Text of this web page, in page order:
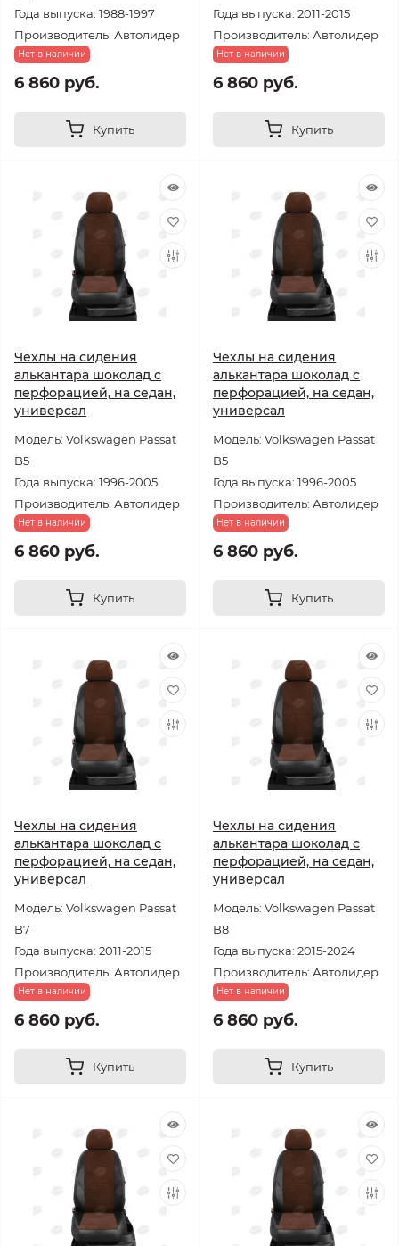
Года выпуска: 1988-1997
Производитель: Автолидер
Нет в наличии
6 860 руб.
Купить
Года выпуска: 2011-2015
Производитель: Автолидер
Нет в наличии
6 860 руб.
Купить
Чехлы на сидения
алькантара шоколад с
перфорацией, на седан,
универсал
Модель: Volkswagen Passat
B5
Года выпуска: 1996-2005
Производитель: Автолидер
Нет в наличии
6 860 руб.
Купить
Чехлы на сидения
алькантара шоколад с
перфорацией, на седан,
универсал
Модель: Volkswagen Passat
B5
Года выпуска: 1996-2005
Производитель: Автолидер
Нет в наличии
6 860 руб.
Купить
Чехлы на сидения
алькантара шоколад с
перфорацией, на седан,
универсал
Модель: Volkswagen Passat
B7
Года выпуска: 2011-2015
Производитель: Автолидер
Нет в наличии
6 860 руб.
Купить
Чехлы на сидения
алькантара шоколад с
перфорацией, на седан,
универсал
Модель: Volkswagen Passat
B8
Года выпуска: 2015-2024
Производитель: Автолидер
Нет в наличии
6 860 руб.
Купить